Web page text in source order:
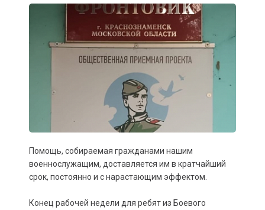
Помощь, собираемая гражданами нашим
военнослужащим, доставляется им в кратчайший
срок, постоянно и с нарастающим эффектом.
Конец рабочей недели для ребят из Боевого